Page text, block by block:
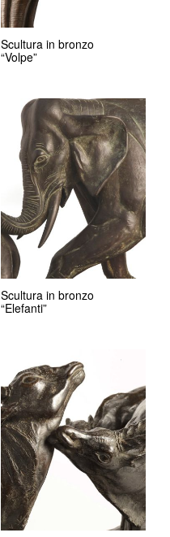
Scultura in bronzo
“Volpe”
Scultura in bronzo
“Elefanti”